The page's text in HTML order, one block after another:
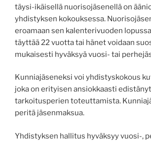
täysi-ikäisellä nuorisojäsenellä on
yhdistyksen kokouksessa.
eroamaan sen kalenterivuoden
täyttää 22 vuotta tai hänet voidaan
mukaisesti hyväksyä vuosi- tai
Kunniajäseneksi voi yhdistyskokous
joka on erityisen ansiokkaasti
tarkoitusperien toteuttamista.
peritä jäsenmaksua.
Yhdistyksen hallitus hyväksyy vuosi-,